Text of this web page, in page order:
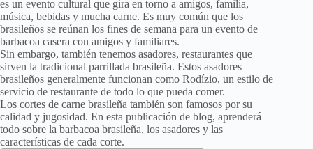
es un evento cultural que gira en torno a amigos, familia,
música, bebidas y mucha carne. Es muy común que los
brasileños se reúnan los fines de semana para un evento de
barbacoa casera con amigos y familiares.
Sin embargo, también tenemos asadores, restaurantes que
sirven la tradicional parrillada brasileña. Estos asadores
brasileños generalmente funcionan como Rodízio, un estilo de
servicio de restaurante de todo lo que pueda comer.
Los cortes de carne brasileña también son famosos por su
calidad y jugosidad. En esta publicación de blog, aprenderá
todo sobre la barbacoa brasileña, los asadores y las
características de cada corte.